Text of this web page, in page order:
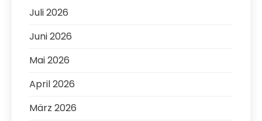
Juli 2026
Juni 2026
Mai 2026
April 2026
März 2026